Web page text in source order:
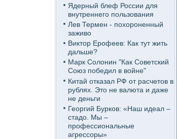
Ядерный блеф России для
внутреннего пользования
Лев Термен - похороненный
заживо
Виктор Ерофеев: Как тут жить
дальше?
Марк Солонин "Как Советский
Союз победил в войне"
Китай отказал РФ от расчетов в
рублях. Это не валюта и даже
не деньги
Георгий Бурков: «Наш идеал –
стадо. Мы –
профессиональные
агрессоры»